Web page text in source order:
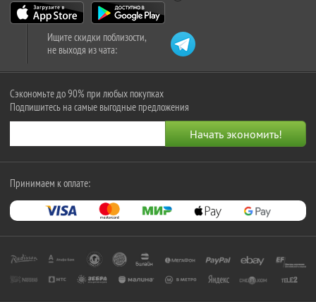
Ищите скидки поблизости,
не выходя из чата:
Сэкономьте до 90% при любых покупках
Подпишитесь на самые выгодные предложения
Принимаем к оплате: